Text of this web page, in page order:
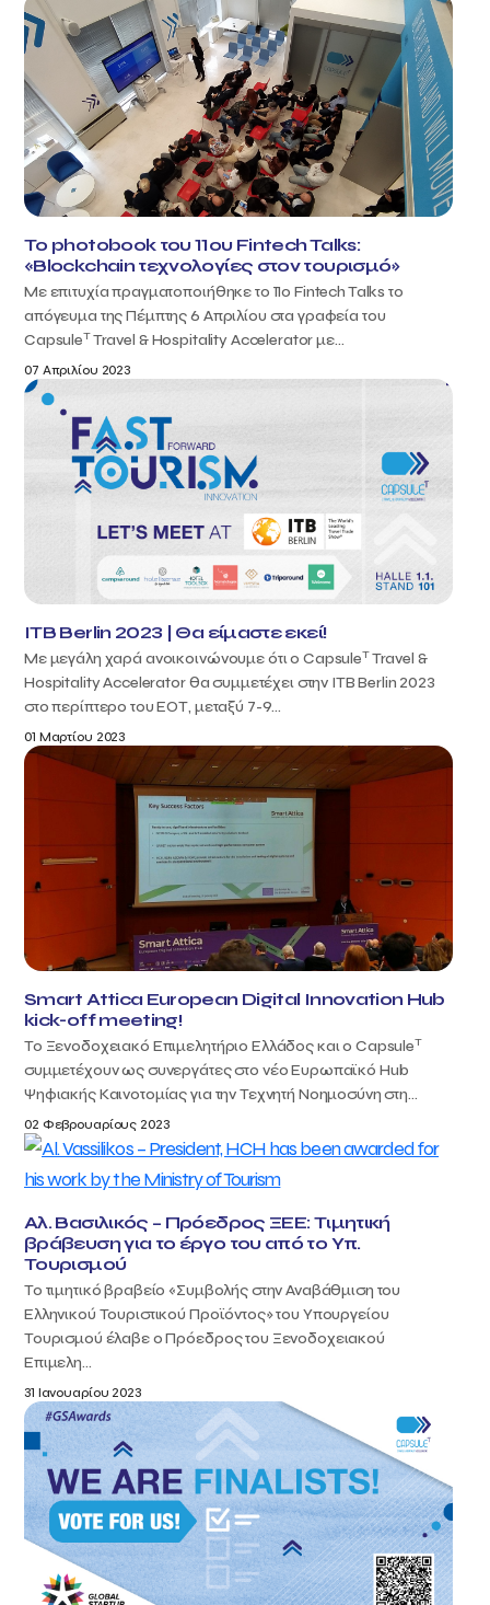
Το photobook του 11ου Fintech Talks:
«Blockchain τεχνολογίες στον τουρισμό»
Με επιτυχία πραγματοποιήθηκε το 11ο Fintech Talks το
απόγευμα της Πέμπτης 6 Απριλίου στα γραφεία του
CapsuleTTravel & Hospitality Accelerator με...
07 Απριλίου 2023
ITB Berlin 2023 | Θα είμαστε εκεί!
Με μεγάλη χαρά ανοικοινώνουμε ότι ο CapsuleTTravel &
Hospitality Accelerator θα συμμετέχει στην ITB Berlin 2023
στο περίπτερο του ΕΟΤ, μεταξύ 7-9...
01 Μαρτίου 2023
Smart Attica European Digital Innovation Hub
kick-off meeting!
Το Ξενοδοχειακό Επιμελητήριο Ελλάδος και ο CapsuleT
συμμετέχουν ως συνεργάτες στο νέο Ευρωπαϊκό Hub
Ψηφιακής Καινοτομίας για την Τεχνητή Νοημοσύνη στη...
02 Φεβρουαρίους 2023
Αλ. Βασιλικός – Πρόεδρος ΞΕΕ: Τιμητική
βράβευση για το έργο του από το Υπ.
Τουρισμού
Το τιμητικό βραβείο «Συμβολής στην Αναβάθμιση του
Ελληνικού Τουριστικού Προϊόντος» του Υπουργείου
Τουρισμού έλαβε ο Πρόεδρος του Ξενοδοχειακού
Επιμελη...
31 Ιανουαρίου 2023